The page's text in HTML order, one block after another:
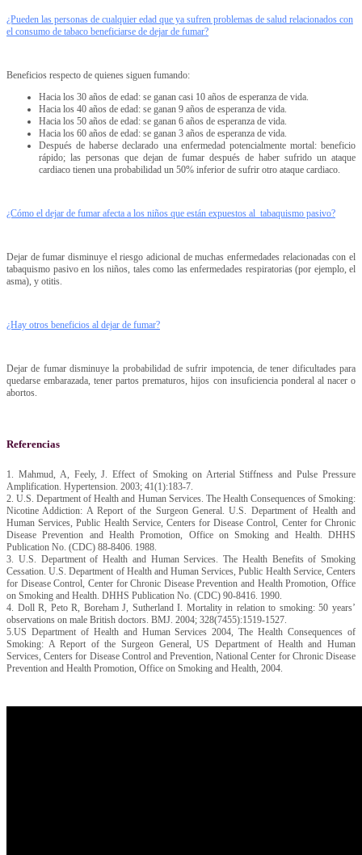
¿Pueden las personas de cualquier edad que ya sufren problemas de salud relacionados con
el consumo de tabaco beneficiarse de dejar de fumar?
Beneficios respecto de quienes siguen fumando:
Hacia los 30 años de edad: se ganan casi 10 años de esperanza de vida.
Hacia los 40 años de edad: se ganan 9 años de esperanza de vida.
Hacia los 50 años de edad: se ganan 6 años de esperanza de vida.
Hacia los 60 años de edad: se ganan 3 años de esperanza de vida.
Después de haberse declarado una enfermedad potencialmente mortal: beneficio
rápido; las personas que dejan de fumar después de haber sufrido un ataque
cardiaco tienen una probabilidad un 50% inferior de sufrir otro ataque cardiaco.
¿Cómo el dejar de fumar afecta a los niños que están expuestos al tabaquismo pasivo?
Dejar de fumar disminuye el riesgo adicional de muchas enfermedades relacionadas con el
tabaquismo pasivo en los niños, tales como las enfermedades respiratorias (por ejemplo, el
asma), y otitis.
¿Hay otros beneficios al dejar de fumar?
Dejar de fumar disminuye la probabilidad de sufrir impotencia, de tener dificultades para
quedarse embarazada, tener partos prematuros, hijos con insuficiencia ponderal al nacer o
abortos.
Referencias
1. Mahmud, A, Feely, J. Effect of Smoking on Arterial Stiffness and Pulse Pressure
Amplification. Hypertension. 2003; 41(1):183-7.
2. U.S. Department of Health and Human Services. The Health Consequences of Smoking:
Nicotine Addiction: A Report of the Surgeon General. U.S. Department of Health and
Human Services, Public Health Service, Centers for Disease Control, Center for Chronic
Disease Prevention and Health Promotion, Office on Smoking and Health. DHHS
Publication No. (CDC) 88-8406. 1988.
3. U.S. Department of Health and Human Services. The Health Benefits of Smoking
Cessation. U.S. Department of Health and Human Services, Public Health Service, Centers
for Disease Control, Center for Chronic Disease Prevention and Health Promotion, Office
on Smoking and Health. DHHS Publication No. (CDC) 90-8416. 1990.
4. Doll R, Peto R, Boreham J, Sutherland I. Mortality in relation to smoking: 50 years’
observations on male British doctors. BMJ. 2004; 328(7455):1519-1527.
5.US Department of Health and Human Services 2004, The Health Consequences of
Smoking: A Report of the Surgeon General, US Department of Health and Human
Services, Centers for Disease Control and Prevention, National Center for Chronic Disease
Prevention and Health Promotion, Office on Smoking and Health, 2004.